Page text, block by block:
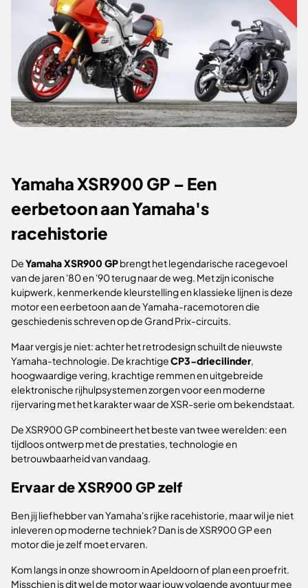
Yamaha XSR900 GP – Een
eerbetoon aan Yamaha's
racehistorie
DeYamaha XSR900 GPbrengt het legendarische racegevoel
van de jaren '80 en '90 terug naar de weg. Met zijn iconische
kuipwerk, kenmerkende kleurstelling en klassieke lijnen is deze
motor een eerbetoon aan de Yamaha-racemotoren die
geschiedenis schreven op de Grand Prix-circuits.
Maar vergis je niet: achter het retrodesign schuilt de nieuwste
Yamaha-technologie. De krachtigeCP3-driecilinder,
hoogwaardige vering, krachtige remmen en uitgebreide
elektronische rijhulpsystemen zorgen voor een moderne
rijervaring met het karakter waar de XSR-serie om bekendstaat.
De XSR900 GP combineert het beste van twee werelden: een
tijdloos ontwerp met de prestaties, technologie en
betrouwbaarheid van vandaag.
Ervaar de XSR900 GP zelf
Ben jij liefhebber van Yamaha's rijke racehistorie, maar wil je niet
inleveren op moderne techniek? Dan is de XSR900 GP een
motor die je zelf moet ervaren.
Kom langs in onze showroom in Apeldoorn of plan een proefrit.
Misschien is dit wel de motor waar jouw volgende avontuur mee